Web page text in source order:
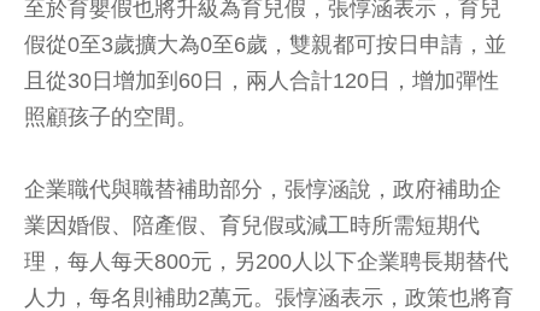
至於育嬰假也將升級為育兒假，張惇涵表示，育兒
假從0至3歲擴大為0至6歲，雙親都可按日申請，並
且從30日增加到60日，兩人合計120日，增加彈性
照顧孩子的空間。
企業職代與職替補助部分，張惇涵說，政府補助企
業因婚假、陪產假、育兒假或減工時所需短期代
理，每人每天800元，另200人以下企業聘長期替代
人力，每名則補助2萬元。張惇涵表示，政策也將育